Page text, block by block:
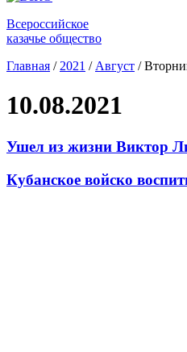
Всероссийское
казачье общество
Главная / 2021 / Август /
10.08.2021
Ушел из жизни Виктор
Кубанское войско